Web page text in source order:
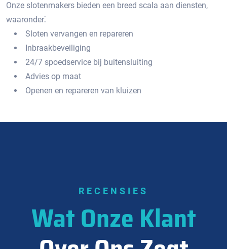
Onze slotenmakers bieden een breed scala aan diensten‚
waaronder⁚
Sloten vervangen en repareren
Inbraakbeveiliging
24/7 spoedservice bij buitensluiting
Advies op maat
Openen en repareren van kluizen
RECENSIES
Wat Onze Klant